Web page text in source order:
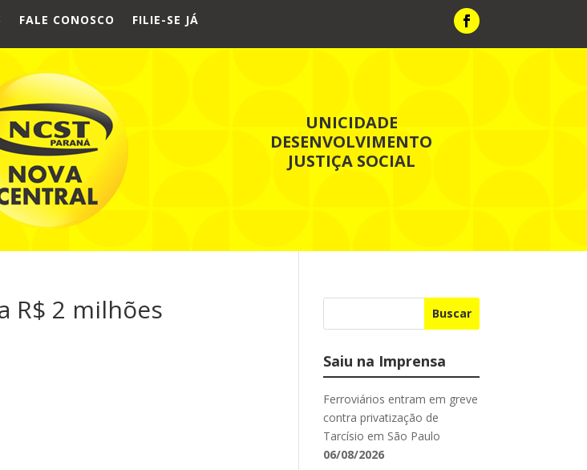
FALE CONOSCO FILIE-SE JÁ
UNICIDADE
DESENVOLVIMENTO
JUSTIÇA SOCIAL
R$ 2 milhões Buscar
Saiu na Imprensa
Ferroviários entram em greve
contra privatização de
Tarcísio em São Paulo
06/08/2026